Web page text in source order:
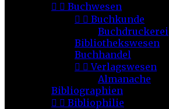
  Buchwesen
  Buchkunde
Buchdruckerei
Bibliothekswesen
Buchhandel
  Verlagswesen
Almanache
Bibliographien
  Bibliophilie